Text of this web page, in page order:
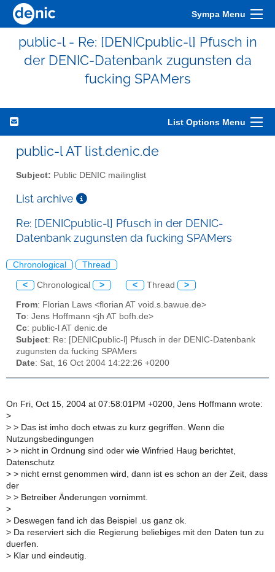
Sympa Menu
public-l - Re: [DENICpublic-l] Pfusch in
der DENIC-Datenbank zugunsten da
fucking SPAMers
List Options Menu
public-l AT list.denic.de
Subject: Public DENIC mailinglist
List archive
Re: [DENICpublic-l] Pfusch in der DENIC-
Datenbank zugunsten da fucking SPAMers
Chronological Thread
< Chronological > < Thread >
From: Florian Laws <florian AT void.s.bawue.de>
To: Jens Hoffmann <jh AT bofh.de>
Cc: public-l AT denic.de
Subject: Re: [DENICpublic-l] Pfusch in der DENIC-Datenbank
zugunsten da fucking SPAMers
Date: Sat, 16 Oct 2004 14:22:26 +0200
On Fri, Oct 15, 2004 at 07:58:01PM +0200, Jens Hoffmann wrote:
>
> > Das ist imho doch etwas zu kurz gegriffen. Wenn die
Nutzungsbedingungen
> > nicht in Ordnung sind oder wie Winfried Haug berichtet,
Datenschutz
> > nicht ernst genommen wird, dann ist es schon an der Zeit, dass
der
> > Betreiber Änderungen vornimmt.
>
> Deswegen fand ich das Beispiel .us ganz ok.
> Da reserviert sich die Regierung beliebiges mit den Daten tun zu
duerfen.
> Klar und eindeutig.